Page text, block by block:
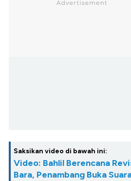
Saksikan video di bawah ini:
Video: Bahlil Berencana
Bara, Penambang Buka